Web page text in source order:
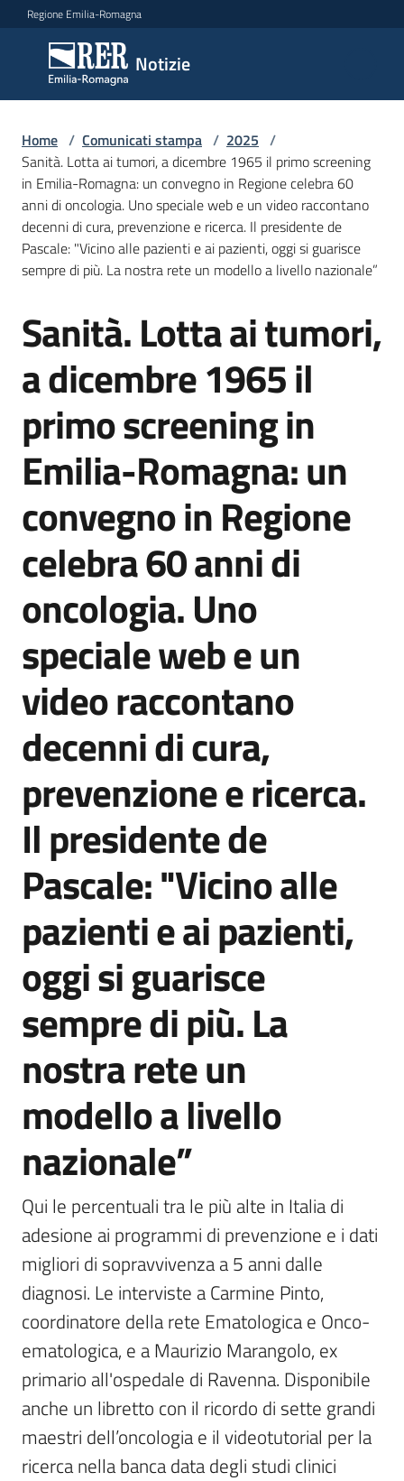
Vai al contenuto
Vai alla navigazione
Vai al footer
Regione Emilia-Romagna
Notizie
Notizie
Comunicati
stampa
Menu selezionato
Cerca
un
comunicato
Agenzia
di
informazione
e
Seguici
su
Home / Comunicati stampa / 2025 /
Sanità. Lotta ai tumori, a dicembre 1965 il primo screening
in Emilia-Romagna: un convegno in Regione celebra 60
anni di oncologia. Uno speciale web e un video raccontano
decenni di cura, prevenzione e ricerca. Il presidente de
Pascale: "Vicino alle pazienti e ai pazienti, oggi si guarisce
sempre di più. La nostra rete un modello a livello nazionale”
Salta al contenuto
Sanità. Lotta ai tumori,
a dicembre 1965 il
primo screening in
Emilia-Romagna: un
convegno in Regione
celebra 60 anni di
oncologia. Uno
speciale web e un
video raccontano
decenni di cura,
prevenzione e ricerca.
Il presidente de
Pascale: "Vicino alle
pazienti e ai pazienti,
oggi si guarisce
sempre di più. La
nostra rete un
modello a livello
nazionale”
Qui le percentuali tra le più alte in Italia di
adesione ai programmi di prevenzione e i dati
migliori di sopravvivenza a 5 anni dalle
diagnosi. Le interviste a Carmine Pinto,
coordinatore della rete Ematologica e Onco-
ematologica, e a Maurizio Marangolo, ex
primario all'ospedale di Ravenna. Disponibile
anche un libretto con il ricordo di sette grandi
maestri dell’oncologia e il videotutorial per la
ricerca nella banca data degli studi clinici